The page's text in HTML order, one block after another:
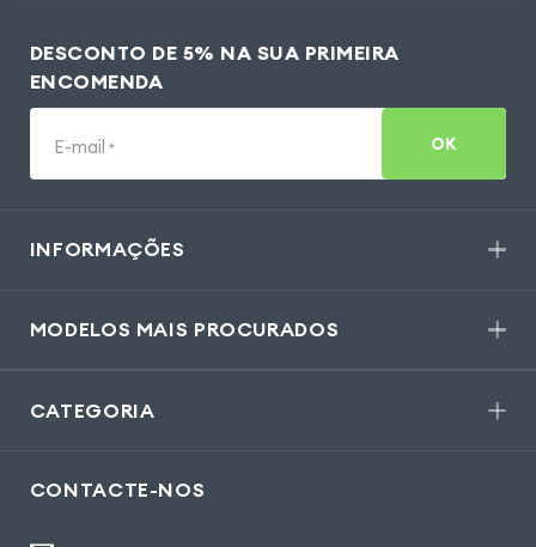
DESCONTO DE 5% NA SUA PRIMEIRA
ENCOMENDA
E-mail * OK
INFORMAÇÕES
MODELOS MAIS PROCURADOS
CATEGORIA
CONTACTE-NOS